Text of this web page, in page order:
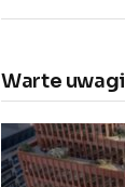
Warte uwagi